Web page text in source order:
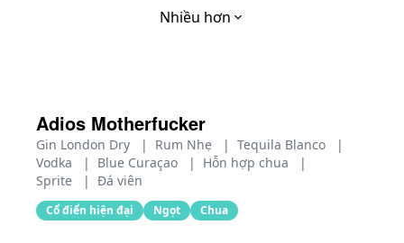
Nhiều hơn
Adios Motherfucker
Gin London Dry | Rum Nhẹ | Tequila Blanco
|
Vodka
| Blue Curaçao | Hỗn hợp chua
|
Sprite
| Đá viên
Cổ điển hiện đại Ngọt Chua